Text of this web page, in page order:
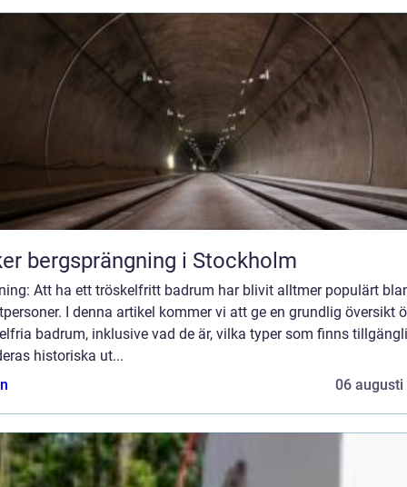
bergsprängning i Stockholm
Att ha ett tröskelfritt badrum har blivit alltmer populärt
I denna artikel kommer vi att ge en grundlig översikt
badrum, inklusive vad de är, vilka typer som finns
historiska ut...
06 augusti